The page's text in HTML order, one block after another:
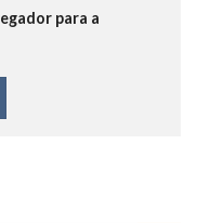
para a